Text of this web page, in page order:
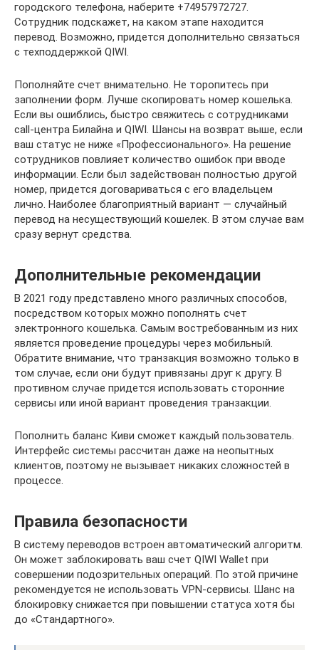
городского телефона, наберите +74957972727.
Сотрудник подскажет, на каком этапе находится
перевод. Возможно, придется дополнительно связаться
с техподдержкой QIWI.
Пополняйте счет внимательно. Не торопитесь при
заполнении форм. Лучше скопировать номер кошелька.
Если вы ошиблись, быстро свяжитесь с сотрудниками
call-центра Билайна и QIWI. Шансы на возврат выше, если
ваш статус не ниже «Профессионального». На решение
сотрудников повлияет количество ошибок при вводе
информации. Если был задействован полностью другой
номер, придется договариваться с его владельцем
лично. Наиболее благоприятный вариант — случайный
перевод на несуществующий кошелек. В этом случае вам
сразу вернут средства.
Дополнительные рекомендации
В 2021 году представлено много различных способов,
посредством которых можно пополнять счет
электронного кошелька. Самым востребованным из них
является проведение процедуры через мобильный.
Обратите внимание, что транзакция возможно только в
том случае, если они будут привязаны друг к другу. В
противном случае придется использовать сторонние
сервисы или иной вариант проведения транзакции.
Пополнить баланс Киви сможет каждый пользователь.
Интерфейс системы рассчитан даже на неопытных
клиентов, поэтому не вызывает никаких сложностей в
процессе.
Правила безопасности
В систему переводов встроен автоматический алгоритм.
Он может заблокировать ваш счет QIWI Wallet при
совершении подозрительных операций. По этой причине
рекомендуется не использовать VPN-сервисы. Шанс на
блокировку снижается при повышении статуса хотя бы
до «Стандартного».